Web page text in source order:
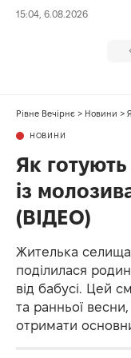
15:04, 6.08.2026
Рівне Вечірнє > Новини >
НОВИНИ
Як готують
із
(ВІДЕО)
Жителька
поділилася
від бабусі. Цей
та ранньої
отримати